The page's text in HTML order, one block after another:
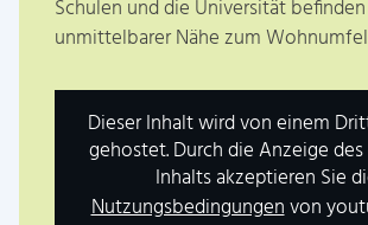
Schulen und die Universität
unmittelbarer Nähe zum
Dieser Inhalt wird von einem
gehostet. Durch die Anzeige
Inhalts akzeptieren Sie
Nutzungsbedingungenvon